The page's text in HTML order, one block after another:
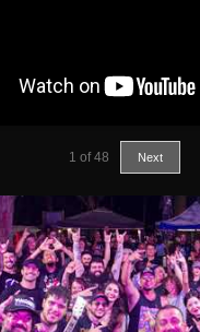
1 of 48 Next